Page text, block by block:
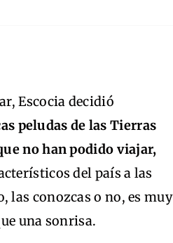
Escocia decidió
peludas de las Tierras
no han podido viajar,
del país a las
las conozcas o no, es muy
una sonrisa.